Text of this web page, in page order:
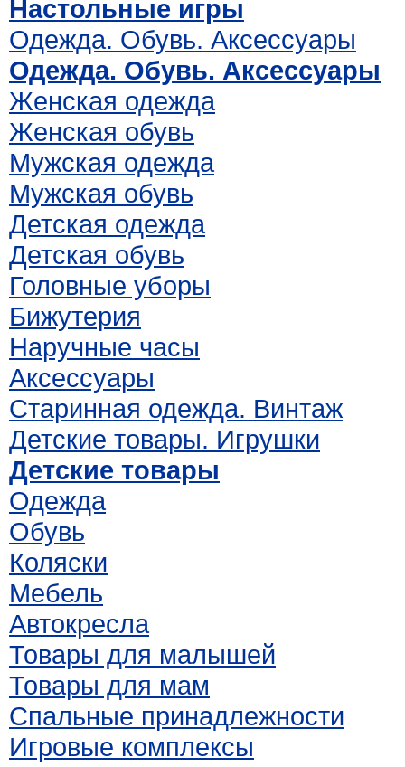
Настольные игры
Одежда. Обувь. Аксессуары
Одежда. Обувь. Аксессуары
Женская одежда
Женская обувь
Мужская одежда
Мужская обувь
Детская одежда
Детская обувь
Головные уборы
Бижутерия
Наручные часы
Аксессуары
Старинная одежда. Винтаж
Детские товары. Игрушки
Детские товары
Одежда
Обувь
Коляски
Мебель
Автокресла
Товары для малышей
Товары для мам
Спальные принадлежности
Игровые комплексы